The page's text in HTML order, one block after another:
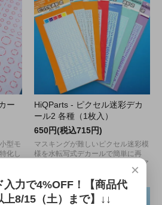
ー
型モ
化し
HiQParts - ピクセル迷彩デカ
ール2 各種（1枚入）
650円(税込715円)
マスキングが難しいピクセル迷彩模
様を水転写式デカールで簡単に再
現！シルクスクリーン版になってア
×
入力で4%OFF！【商品代
上8/15（土）まで】↓↓